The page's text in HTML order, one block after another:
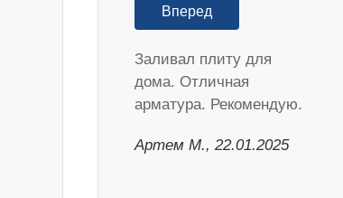
Вперед
Заливал плиту для
дома. Отличная
арматура. Рекомендую.
Артем М., 22.01.2025